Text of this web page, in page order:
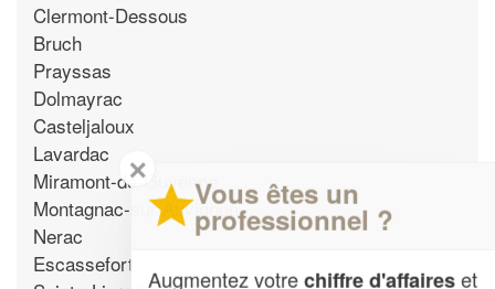
Clermont-Dessous
Bruch
Prayssas
Dolmayrac
Casteljaloux
Lavardac
Miramont-de-Guyenne
Montagnac-sur-Auvignon
Nerac
Escassefort
✕
Vous êtes un
professionnel ?
Augmentez votrechiffre d'affaireset